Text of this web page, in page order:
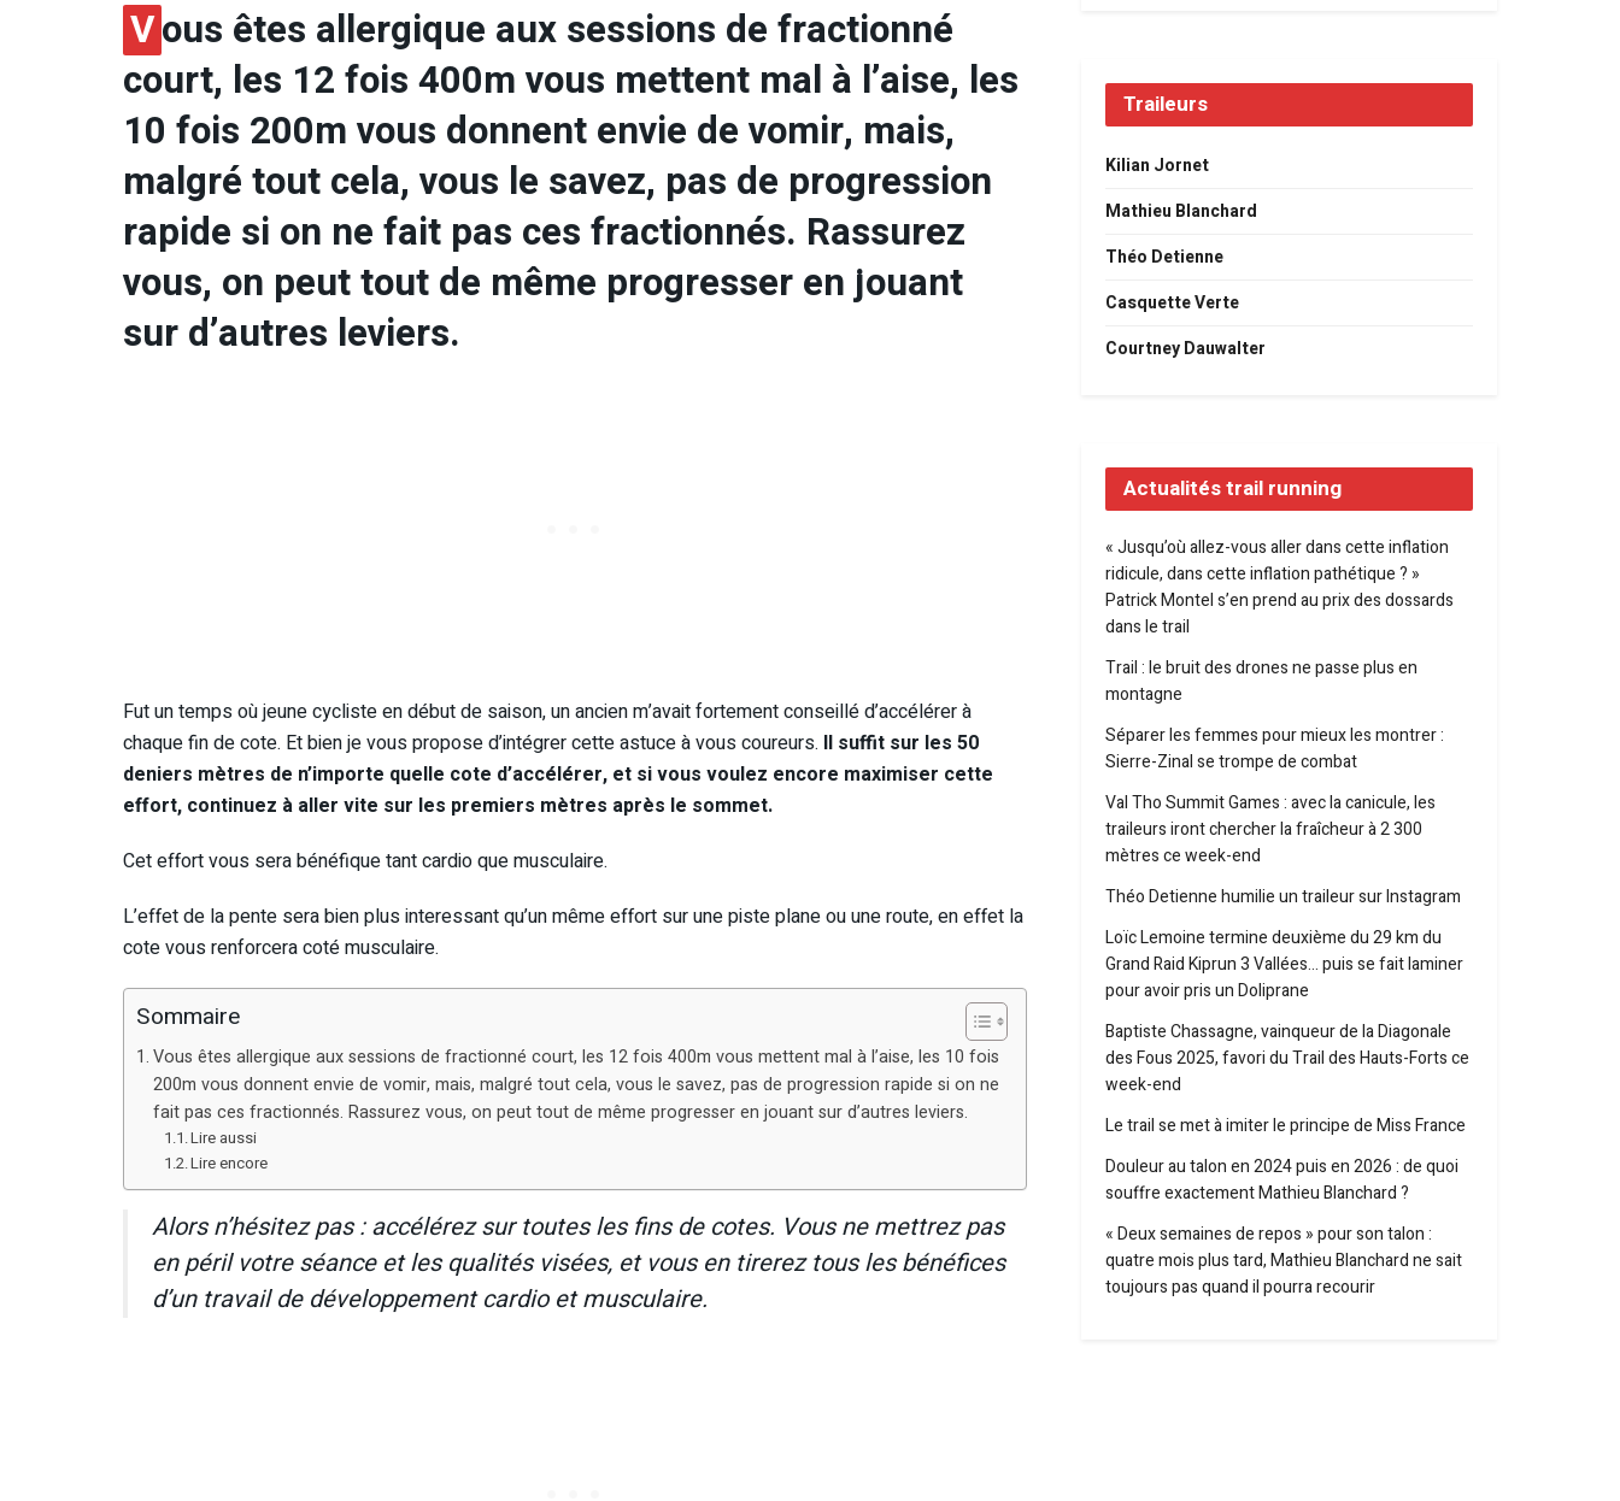
Vous êtes allergique aux sessions de fractionné
court, les 12 fois 400m vous mettent mal à l’aise, les
10 fois 200m vous donnent envie de vomir, mais,
malgré tout cela, vous le savez, pas de progression
rapide si on ne fait pas ces fractionnés. Rassurez
vous, on peut tout de même progresser en jouant
sur d’autres leviers.
Fut un temps où jeune cycliste en début de saison, un ancien m’avait fortement conseillé d’accélérer à
chaque fin de cote. Et bien je vous propose d’intégrer cette astuce à vous coureurs. Il suffit sur les 50
deniers mètres de n’importe quelle cote d’accélérer, et si vous voulez encore maximiser cette
effort, continuez à aller vite sur les premiers mètres après le sommet.
Cet effort vous sera bénéfique tant cardio que musculaire.
L’effet de la pente sera bien plus interessant qu’un même effort sur une piste plane ou une route, en effet la
cote vous renforcera coté musculaire.
Sommaire
Vous êtes allergique aux sessions de fractionné court, les 12 fois 400m vous mettent mal à l’aise, les 10 fois
200m vous donnent envie de vomir, mais, malgré tout cela, vous le savez, pas de progression rapide si on ne
fait pas ces fractionnés. Rassurez vous, on peut tout de même progresser en jouant sur d’autres leviers.
Lire aussi
Lire encore
Alors n’hésitez pas : accélérez sur toutes les fins de cotes. Vous ne mettrez pas
en péril votre séance et les qualités visées, et vous en tirerez tous les bénéfices
d’un travail de développement cardio et musculaire.
Traileurs
Kilian Jornet
Mathieu Blanchard
Théo Detienne
Casquette Verte
Courtney Dauwalter
Actualités trail running
« Jusqu’où allez-vous aller dans cette inflation
ridicule, dans cette inflation pathétique ? »
Patrick Montel s’en prend au prix des dossards
dans le trail
Trail : le bruit des drones ne passe plus en
montagne
Séparer les femmes pour mieux les montrer :
Sierre-Zinal se trompe de combat
Val Tho Summit Games : avec la canicule, les
traileurs iront chercher la fraîcheur à 2 300
mètres ce week-end
Théo Detienne humilie un traileur sur Instagram
Loïc Lemoine termine deuxième du 29 km du
Grand Raid Kiprun 3 Vallées… puis se fait laminer
pour avoir pris un Doliprane
Baptiste Chassagne, vainqueur de la Diagonale
des Fous 2025, favori du Trail des Hauts-Forts ce
week-end
Le trail se met à imiter le principe de Miss France
Douleur au talon en 2024 puis en 2026 : de quoi
souffre exactement Mathieu Blanchard ?
« Deux semaines de repos » pour son talon :
quatre mois plus tard, Mathieu Blanchard ne sait
toujours pas quand il pourra recourir